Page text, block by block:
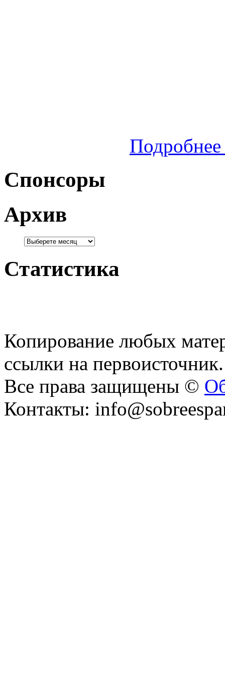
Спонсоры
Архив
Статистика
Копирование любых
ссылки на первоисточник.
Все права защищены ©
Контакты: